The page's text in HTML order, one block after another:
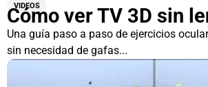
VIDEOS
Cómo ver TV 3D sin
Una guía paso a paso de ejercicios
sin necesidad de gafas...